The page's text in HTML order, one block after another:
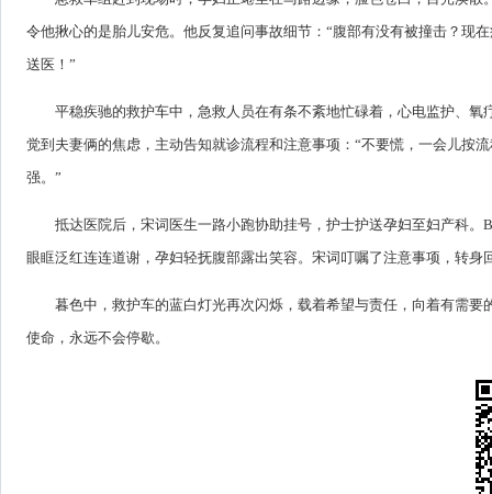
令他揪心的是胎儿安危。他反复追问事故细节：“腹部有没有被撞击？现
送医！”
平稳疾驰的救护车中，急救人员在有条不紊地忙碌着，心电监护、
觉到夫妻俩的焦虑，主动告知就诊流程和注意事项：“不要慌，一会儿按
强。”
抵达医院后，宋词医生一路小跑协助挂号，护士护送孕妇至妇产科
眼眶泛红连连道谢，孕妇轻抚腹部露出笑容。宋词叮嘱了注意事项，转身
暮色中，救护车的蓝白灯光再次闪烁，载着希望与责任，向着有需
使命，永远不会停歇。